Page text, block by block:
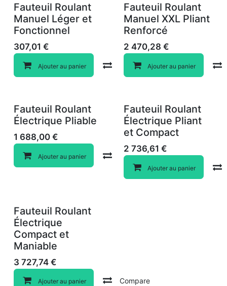
Fauteuil Roulant
Manuel Léger et
Fonctionnel
307,01 €
Ajouter au panier Compare
Fauteuil Roulant
Manuel XXL Pliant
Renforcé
2 470,28 €
Ajouter au panier
Fauteuil Roulant
Électrique Pliable
1 688,00 €
Ajouter au panier Compare
Fauteuil Roulant
Électrique Pliant
et Compact
2 736,61 €
Ajouter au panier
Fauteuil Roulant
Électrique
Compact et
Maniable
3 727,74 €
Ajouter au panier Compare